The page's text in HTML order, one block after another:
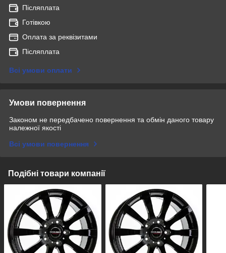
Післяплата
Готівкою
Оплата за реквізитами
Післяплата
Всі умови оплати
Умови повернення
Законом не передбачено повернення та обмін даного товару
належної якості
Всі умови повернення
Подібні товари компанії